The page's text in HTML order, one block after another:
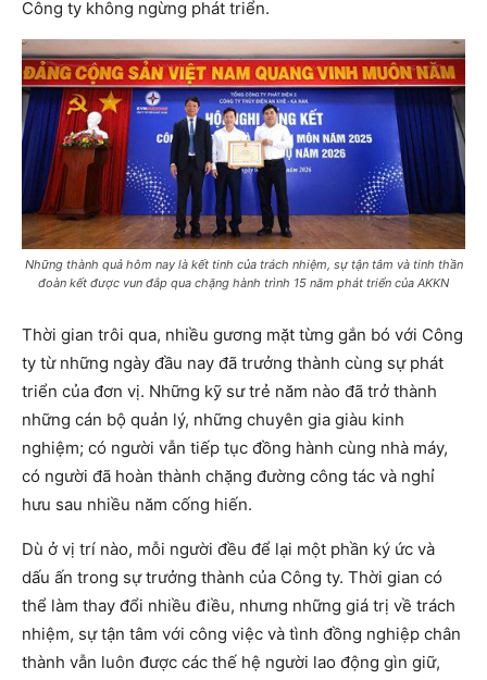
Công ty không ngừng phát triển.
Những thành quả hôm nay là kết tinh của trách nhiệm, sự tận tâm và tinh thần
đoàn kết được vun đắp qua chặng hành trình 15 năm phát triển của AKKN
Thời gian trôi qua, nhiều gương mặt từng gắn bó với Công
ty từ những ngày đầu nay đã trưởng thành cùng sự phát
triển của đơn vị. Những kỹ sư trẻ năm nào đã trở thành
những cán bộ quản lý, những chuyên gia giàu kinh
nghiệm; có người vẫn tiếp tục đồng hành cùng nhà máy,
có người đã hoàn thành chặng đường công tác và nghỉ
hưu sau nhiều năm cống hiến.
Dù ở vị trí nào, mỗi người đều để lại một phần ký ức và
dấu ấn trong sự trưởng thành của Công ty. Thời gian có
thể làm thay đổi nhiều điều, nhưng những giá trị về trách
nhiệm, sự tận tâm với công việc và tình đồng nghiệp chân
thành vẫn luôn được các thế hệ người lao động gìn giữ,